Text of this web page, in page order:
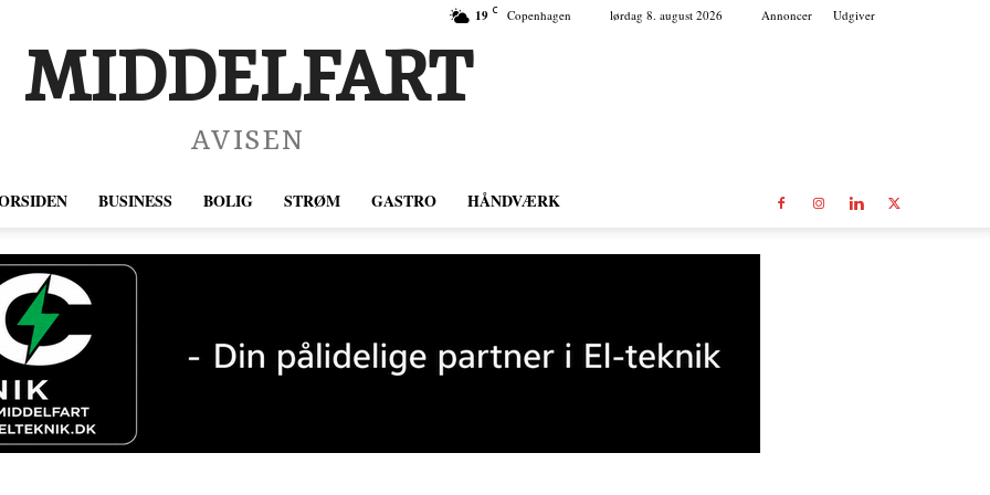
19 C Copenhagen lørdag 8. august 2026 Annoncer Udgiver
MIDDELFART
AVISEN
BUSINESS BOLIG STRØM GASTRO HÅNDVÆRK